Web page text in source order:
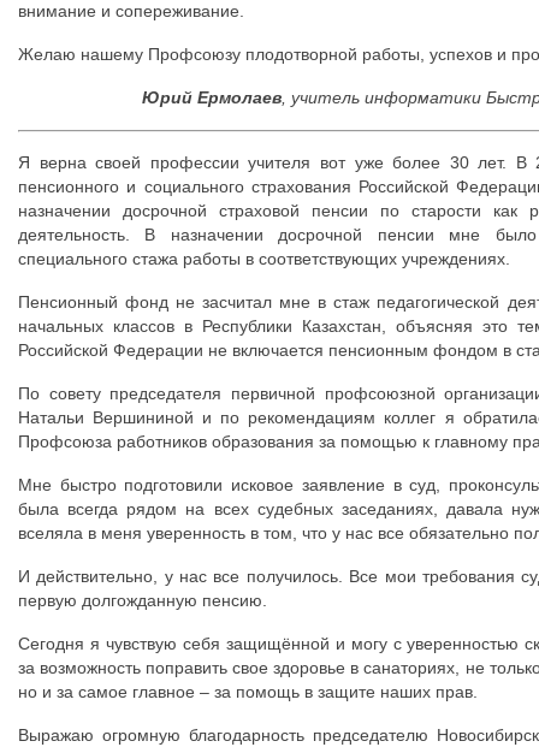
внимание и сопереживание.
Желаю нашему Профсоюзу плодотворной работы, успехов и
Юрий Ермолаев учитель информатики
Я верна своей профессии учителя вот уже более 30 лет. В
пенсионного и социального страхования Российской
назначении досрочной страховой пенсии по старости как
деятельность. В назначении досрочной пенсии мне было
специального стажа работы в соответствующих учреждениях.
Пенсионный фонд не засчитал мне в стаж педагогической
начальных классов в Республики Казахстан, объясняя это
Российской Федерации не включается пенсионным фондом в
По совету председателя первичной профсоюзной
Натальи Вершининой и по рекомендациям коллег я
Профсоюза работников образования за помощью к главному
Мне быстро подготовили исковое заявление в суд,
была всегда рядом на всех судебных заседаниях, давала
вселяла в меня уверенность в том, что у нас все обязательно
И действительно, у нас все получилось. Все мои требования
первую долгожданную пенсию.
Сегодня я чувствую себя защищённой и могу с уверенностью
за возможность поправить свое здоровье в санаториях, не
но и за самое главное – за помощь в защите наших прав.
Выражаю огромную благодарность председателю